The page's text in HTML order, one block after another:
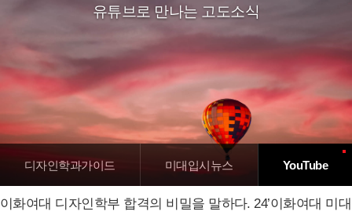
유튜브로 만나는 고도소식
디자인학과가이드 미대입시뉴스 YouTube
이화여대 디자인학부 합격의 비밀을 말하다. 24’이화여대 미대